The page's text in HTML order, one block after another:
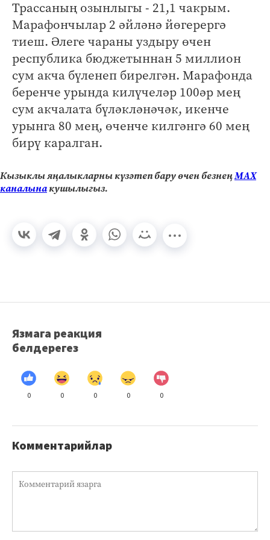
Трассаның озынлыгы - 21,1 чакрым.
Марафончылар 2 әйләнә йөгерергә
тиеш. Әлеге чараны уздыру өчен
республика бюджетыннан 5 миллион
сум акча бүленеп бирелгән. Марафонда
беренче урында килүчеләр 100әр мең
сум акчалата бүләкләнәчәк, икенче
урынга 80 мең, өченче килгәнгә 60 мең
бирү каралган.
Кызыклы яңалыкларны күзәтеп бару өчен безнеңМАХ
каналынакушылыгыз.
Язмага реакция
белдерегез
0 0 0 0 0
Комментарийлар